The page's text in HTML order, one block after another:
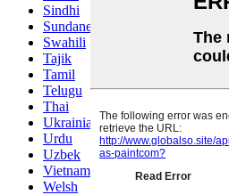
Sindhi
Sundanese
Swahili
Tajik
Tamil
Telugu
Thai
Ukrainian
Urdu
Uzbek
Vietnamese
Welsh